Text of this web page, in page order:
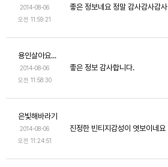
2014-08-06
오전 11:59:21
좋은 정보네요 정말 감사감사감사
용인살아요...
2014-08-06
오전 11:58:30
좋은 정보 감사합니다.
은빛해바라기
2014-08-06
오전 11:24:51
진정한 빈티지감성이 엿보이네요